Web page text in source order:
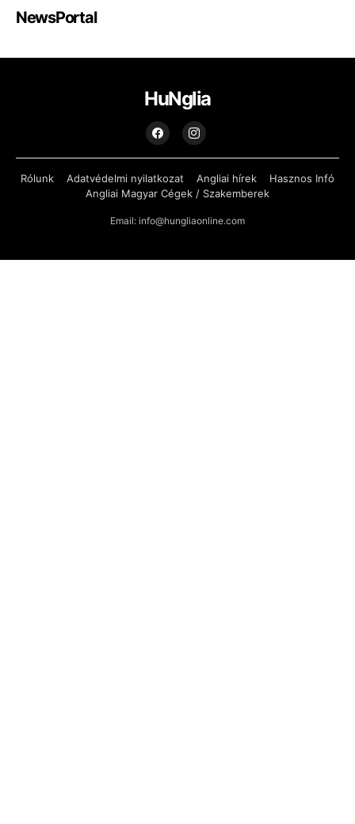
NewsPortal
HuNglia
Rólunk Adatvédelmi nyilatkozat Angliai hírek
Hasznos Infó
Angliai Magyar Cégek / Szakemberek
Email: info@hungliaonline.com